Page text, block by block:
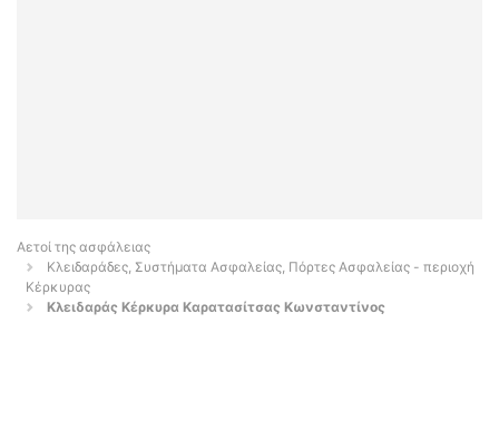
Αετοί της ασφάλειας
Κλειδαράδες, Συστήματα Ασφαλείας, Πόρτες Ασφαλείας - περιοχή
Κέρκυρας
Κλειδαράς Κέρκυρα Καρατασίτσας Κωνσταντίνος